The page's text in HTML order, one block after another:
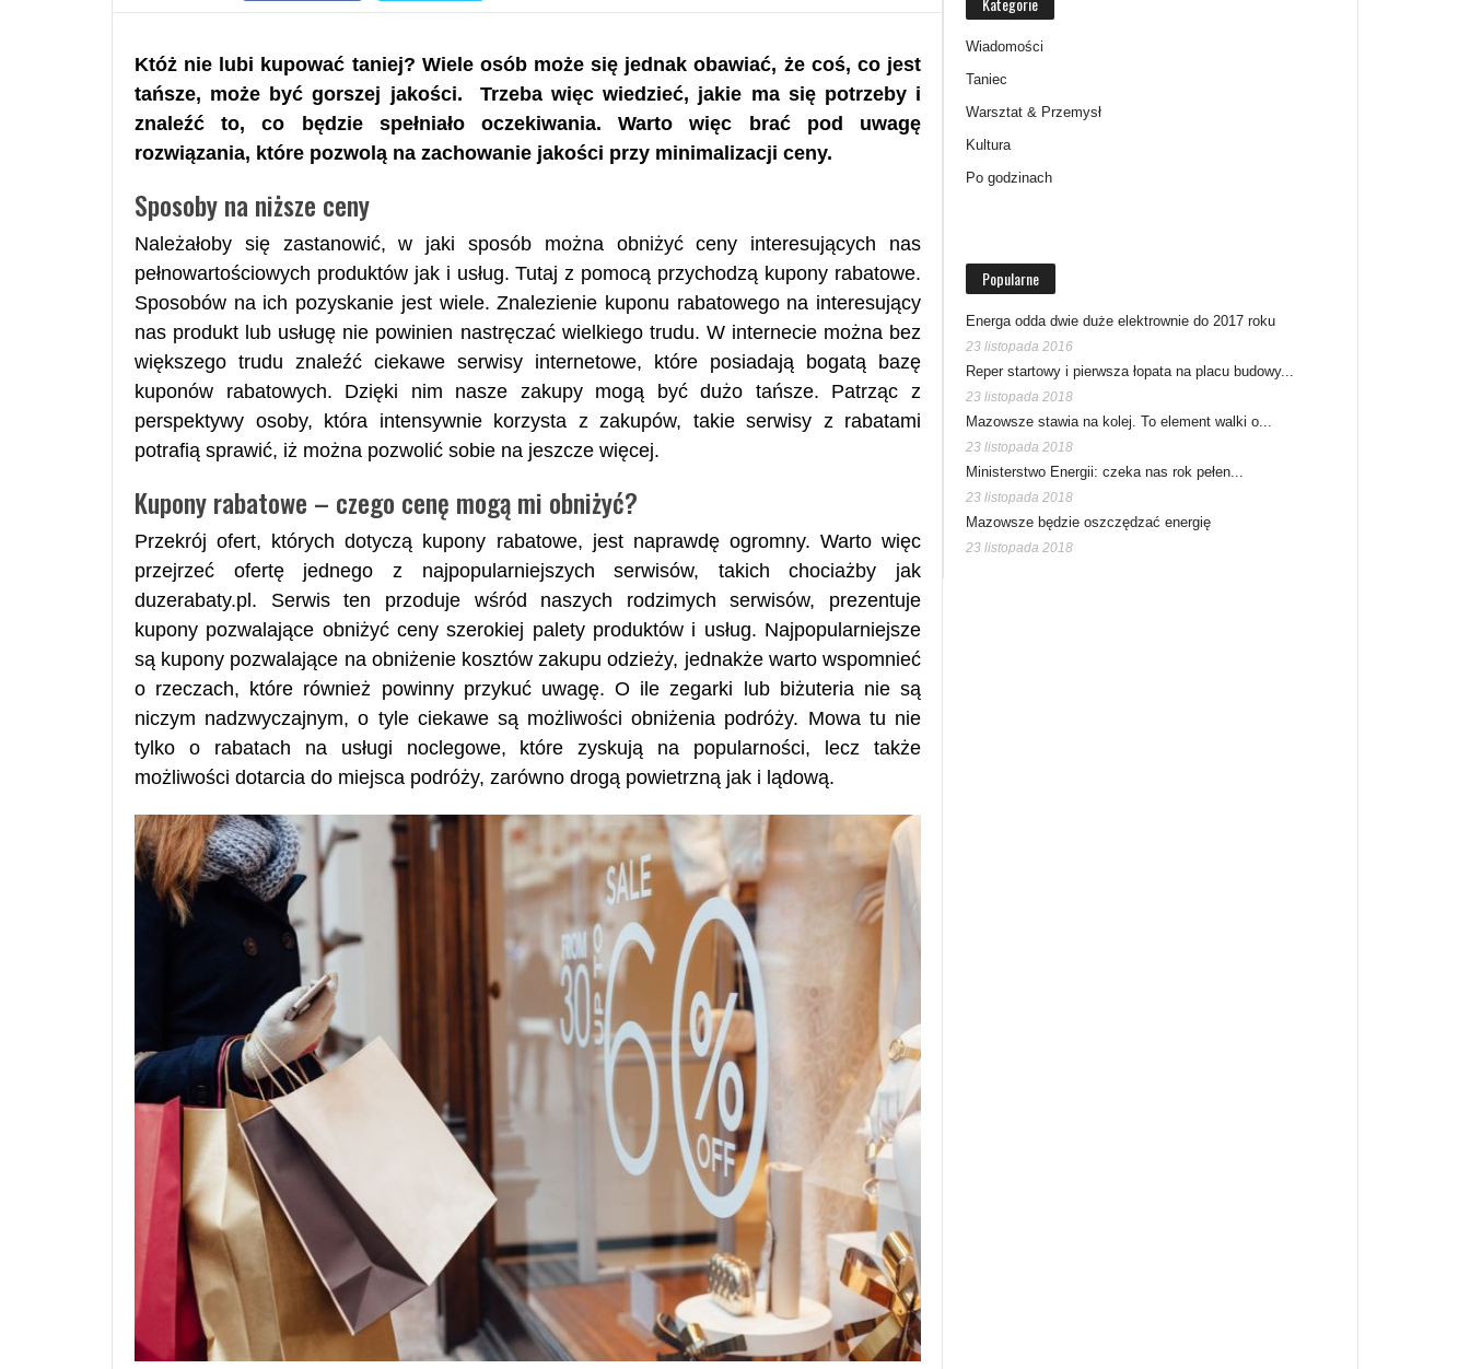
Któż nie lubi kupować taniej? Wiele osób może się jednak obawiać, że coś, co jest
tańsze, może być gorszej jakości. Trzeba więc wiedzieć, jakie ma się potrzeby i
znaleźć to, co będzie spełniało oczekiwania. Warto więc brać pod uwagę
rozwiązania, które pozwolą na zachowanie jakości przy minimalizacji ceny.
Sposoby na niższe ceny
Należałoby się zastanowić, w jaki sposób można obniżyć ceny interesujących nas
pełnowartościowych produktów jak i usług. Tutaj z pomocą przychodzą kupony rabatowe.
Sposobów na ich pozyskanie jest wiele. Znalezienie kuponu rabatowego na interesujący
nas produkt lub usługę nie powinien nastręczać wielkiego trudu. W internecie można bez
większego trudu znaleźć ciekawe serwisy internetowe, które posiadają bogatą bazę
kuponów rabatowych. Dzięki nim nasze zakupy mogą być dużo tańsze. Patrząc z
perspektywy osoby, która intensywnie korzysta z zakupów, takie serwisy z rabatami
potrafią sprawić, iż można pozwolić sobie na jeszcze więcej.
Kupony rabatowe – czego cenę mogą mi obniżyć?
Przekrój ofert, których dotyczą kupony rabatowe, jest naprawdę ogromny. Warto więc
przejrzeć ofertę jednego z najpopularniejszych serwisów, takich chociażby jak
duzerabaty.pl. Serwis ten przoduje wśród naszych rodzimych serwisów, prezentuje
kupony pozwalające obniżyć ceny szerokiej palety produktów i usług. Najpopularniejsze
są kupony pozwalające na obniżenie kosztów zakupu odzieży, jednakże warto wspomnieć
o rzeczach, które również powinny przykuć uwagę. O ile zegarki lub biżuteria nie są
niczym nadzwyczajnym, o tyle ciekawe są możliwości obniżenia podróży. Mowa tu nie
tylko o rabatach na usługi noclegowe, które zyskują na popularności, lecz także
możliwości dotarcia do miejsca podróży, zarówno drogą powietrzną jak i lądową.
Wiadomości
Taniec
Warsztat & Przemysł
Kultura
Po godzinach
Popularne
Energa odda dwie duże elektrownie do 2017 roku
23 listopada 2016
Reper startowy i pierwsza łopata na placu budowy...
23 listopada 2018
Mazowsze stawia na kolej. To element walki o...
23 listopada 2018
Ministerstwo Energii: czeka nas rok pełen...
23 listopada 2018
Mazowsze będzie oszczędzać energię
23 listopada 2018